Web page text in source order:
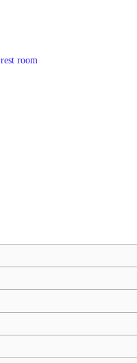
rest room